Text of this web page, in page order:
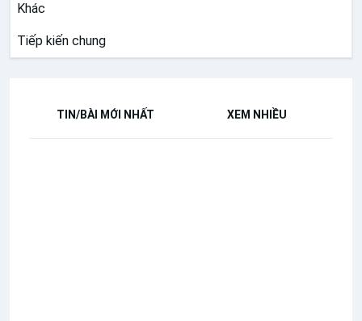
Khác
Tiếp kiến chung
TIN/BÀI MỚI NHẤT XEM NHIỀU